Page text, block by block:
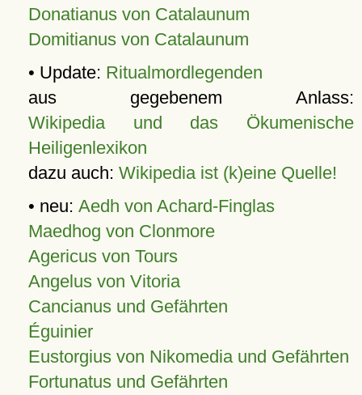
Donatianus von Catalaunum
Domitianus von Catalaunum
• Update: Ritualmordlegenden
aus gegebenem Anlass:
Wikipedia und das Ökumenische
Heiligenlexikon
dazu auch: Wikipedia ist (k)eine Quelle!
• neu: Aedh von Achard-Finglas
Maedhog von Clonmore
Agericus von Tours
Angelus von Vitoria
Cancianus und Gefährten
Éguinier
Eustorgius von Nikomedia und Gefährten
Fortunatus und Gefährten